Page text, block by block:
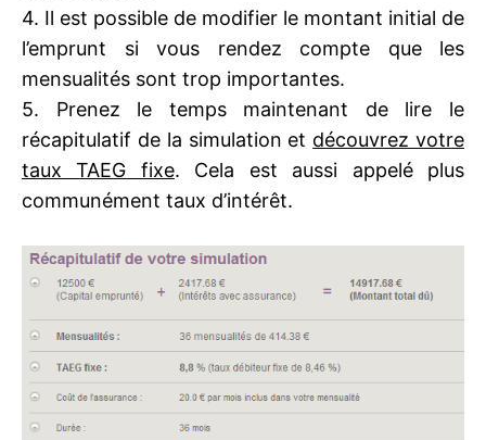
4. Il est possible de modifier le montant initial de
l’emprunt si vous rendez compte que les
mensualités sont trop importantes.
5. Prenez le temps maintenant de lire le
récapitulatif de la simulation et découvrez votre
taux TAEG fixe. Cela est aussi appelé plus
communément taux d’intérêt.